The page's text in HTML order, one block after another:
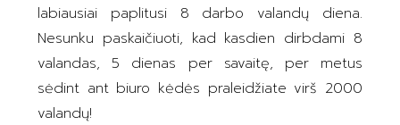
labiausiai paplitusi 8 darbo valandų diena.
Nesunku paskaičiuoti, kad kasdien dirbdami 8
valandas, 5 dienas per savaitę, per metus
sėdint ant biuro kėdės praleidžiate virš 2000
valandų!